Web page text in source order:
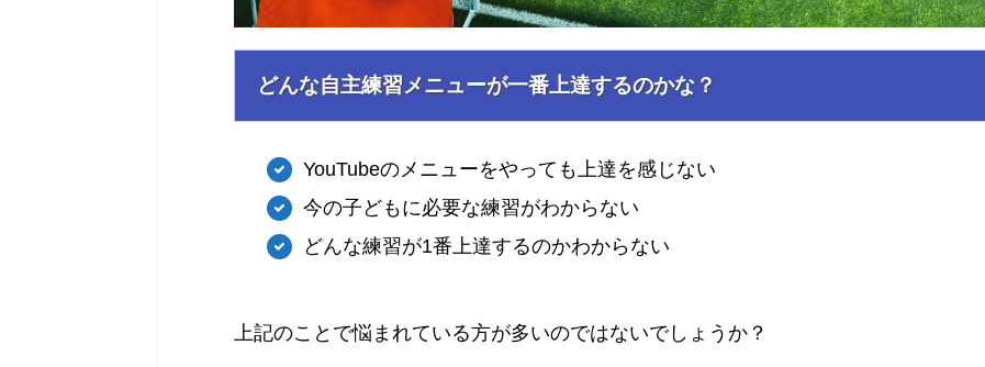
どんな自主練習メニューが一番上達するのかな？
YouTubeのメニューをやっても上達を感じない
今の子どもに必要な練習がわからない
どんな練習が1番上達するのかわからない
上記のことで悩まれている方が多いのではないでしょうか？